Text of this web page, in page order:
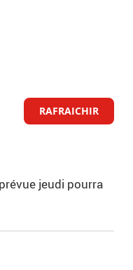
RAFRAICHIR
jeudi pourra